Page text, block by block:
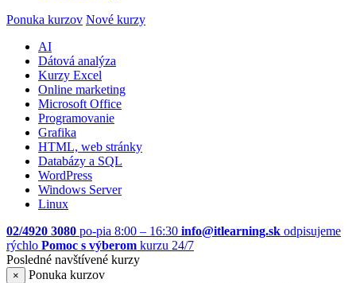
Ponuka kurzov Nové kurzy
AI
Dátová analýza
Kurzy Excel
Online marketing
Microsoft Office
Programovanie
Grafika
HTML, web stránky
Databázy a SQL
WordPress
Windows Server
Linux
02/4920 3080 po-pia 8:00 – 16:30 info@itlearning.sk odpisujeme
rýchlo Pomoc s výberom kurzu 24/7
Posledné navštívené kurzy
×
Ponuka kurzov